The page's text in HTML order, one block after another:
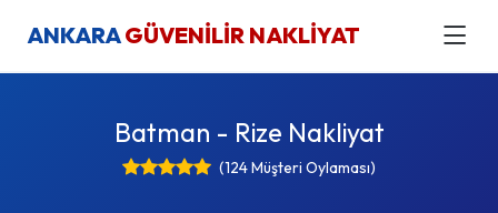
ANKARAGÜVENİLİR NAKLİYAT
Batman - Rize Nakliyat
(124 Müşteri Oylaması)